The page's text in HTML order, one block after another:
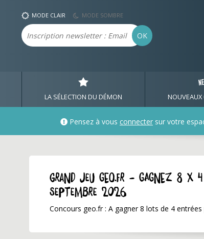
MODE CLAIR MODE SOMBRE
Email OK
LA SÉLECTION DU DÉMON NOUVEAUX
Pensez à vous connecter sur votre
GRAND JEU geo.fr - Gagnez
septembre 2026
Concours geo.fr : A gagner 8 lots de 4